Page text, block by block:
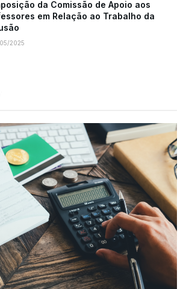
da Comissão de Apoio aos
em Relação ao Trabalho da
2025